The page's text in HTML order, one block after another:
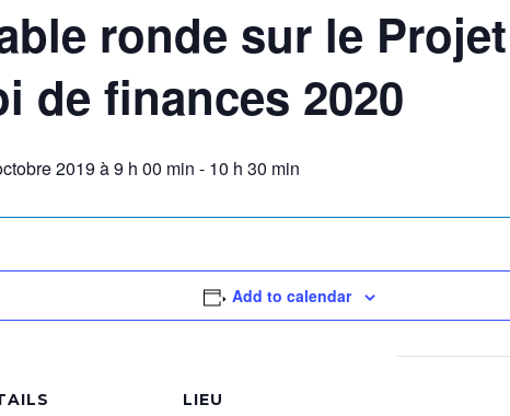
ronde sur le
de finances 2020
2019 à 9 h 00 min - 10 h 30 min
Add to calendar
LIEU